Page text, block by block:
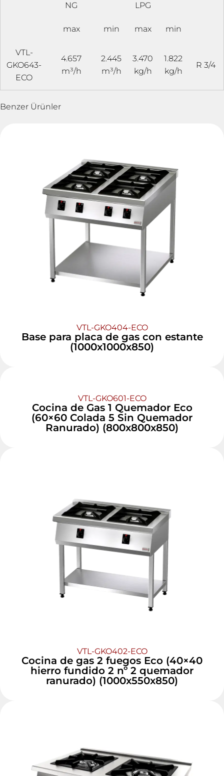
NG LPG
max min max min
VTL-
GKO643-
ECO
4.657
m³/h
2.445
m³/h
3.470
kg/h
1.822
kg/h
R 3/4
Benzer Ürünler
VTL-GKO404-ECO
Base para placa de gas con estante
(1000x1000x850)
VTL-GKO601-ECO
Cocina de Gas 1 Quemador Eco
(60×60 Colada 5 Sin Quemador
Ranurado) (800x800x850)
VTL-GKO402-ECO
Cocina de gas 2 fuegos Eco (40×40
hierro fundido 2 nº 2 quemador
ranurado) (1000x550x850)